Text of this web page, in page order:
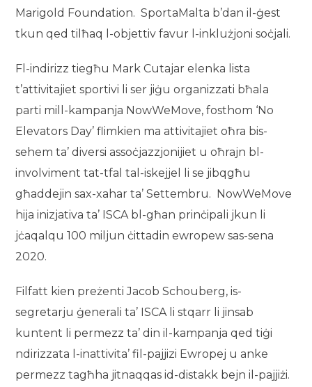
Marigold Foundation. SportaMalta b’dan il-ġest
tkun qed tilħaq l-objettiv favur l-inklużjoni soċjali.
Fl-indirizz tiegħu Mark Cutajar elenka lista
t’attivitajiet sportivi li ser jiġu organizzati bħala
parti mill-kampanja NowWeMove, fosthom ‘No
Elevators Day’ flimkien ma attivitajiet oħra bis-
sehem ta’ diversi assoċjazzjonijiet u oħrajn bl-
involviment tat-tfal tal-iskejjel li se jibqgħu
għaddejin sax-xahar ta’ Settembru. NowWeMove
hija inizjativa ta’ ISCA bl-għan prinċipali jkun li
jċaqalqu 100 miljun ċittadin ewropew sas-sena
2020.
Filfatt kien preżenti Jacob Schouberg, is-
segretarju ġenerali ta’ ISCA li stqarr li jinsab
kuntent li permezz ta’ din il-kampanja qed tiġi
ndirizzata l-inattivita’ fil-pajjizi Ewropej u anke
permezz tagħha jitnaqqas id-distakk bejn il-pajjiżi.